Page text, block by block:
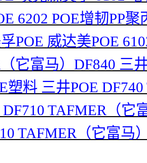
6202 POE增韧PP
POE 威达美POE
它富马）DF840 三
塑料 三井POE
DF710 TAFMER（它
TAFMER（它富马